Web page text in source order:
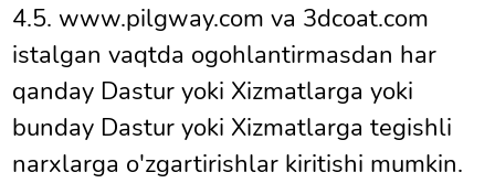
4.5. www.pilgway.com va 3dcoat.com
istalgan vaqtda ogohlantirmasdan har
qanday Dastur yoki Xizmatlarga yoki
bunday Dastur yoki Xizmatlarga tegishli
narxlarga o'zgartirishlar kiritishi mumkin.